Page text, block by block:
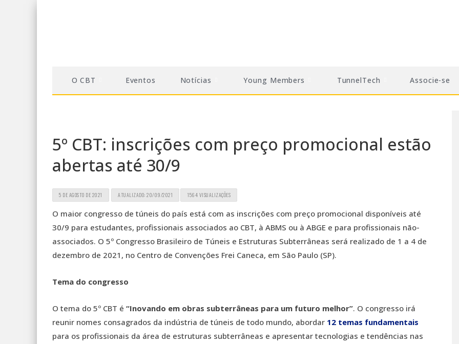
O CBT Eventos Notícias Young Members TunnelTech Associe-se
5º CBT: inscrições com preço promocional estão
abertas até 30/9
5 DE AGOSTO DE 2021 ATUALIZADO: 20/09/2021 1564 VISUALIZAÇÕES
O maior congresso de túneis do país está com as inscrições com preço promocional disponíveis até
30/9 para estudantes, profissionais associados ao CBT, à ABMS ou à ABGE e para profissionais não-
associados. O 5º Congresso Brasileiro de Túneis e Estruturas Subterrâneas será realizado de 1 a 4 de
dezembro de 2021, no Centro de Convenções Frei Caneca, em São Paulo (SP).
Tema do congresso
O tema do 5º CBT é “Inovando em obras subterrâneas para um futuro melhor”. O congresso irá
reunir nomes consagrados da indústria de túneis de todo mundo, abordar 12 temas fundamentais
para os profissionais da área de estruturas subterrâneas e apresentar tecnologias e tendências nas